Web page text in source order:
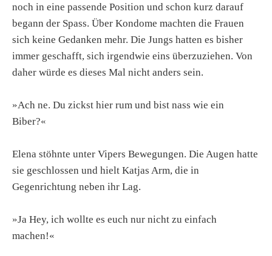
noch in eine passende Position und schon kurz darauf
begann der Spass. Über Kondome machten die Frauen
sich keine Gedanken mehr. Die Jungs hatten es bisher
immer geschafft, sich irgendwie eins überzuziehen. Von
daher würde es dieses Mal nicht anders sein.
»Ach ne. Du zickst hier rum und bist nass wie ein
Biber?«
Elena stöhnte unter Vipers Bewegungen. Die Augen hatte
sie geschlossen und hielt Katjas Arm, die in
Gegenrichtung neben ihr Lag.
»Ja Hey, ich wollte es euch nur nicht zu einfach
machen!«